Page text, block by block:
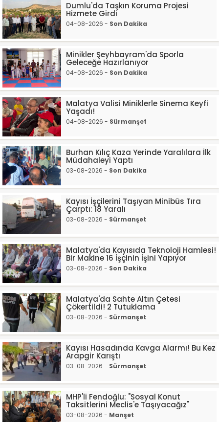
Dumlu'da Taşkın Koruma Projesi
Hizmete Girdi
04-08-2026 - Son Dakika
Minikler Şeyhbayram'da Sporla
Geleceğe Hazırlanıyor
04-08-2026 - Son Dakika
Malatya Valisi Miniklerle Sinema Keyfi
Yaşadı!
04-08-2026 - Sürmanşet
Burhan Kılıç Kaza Yerinde Yaralılara İlk
Müdahaleyi Yaptı
03-08-2026 - Son Dakika
Kayısı İşçilerini Taşıyan Minibüs Tıra
Çarptı: 18 Yaralı
03-08-2026 - Sürmanşet
Malatya'da Kayısıda Teknoloji Hamlesi!
Bir Makine 16 İşçinin İşini Yapıyor
03-08-2026 - Son Dakika
Malatya'da Sahte Altın Çetesi
Çökertildi! 2 Tutuklama
03-08-2026 - Sürmanşet
Kayısı Hasadında Kavga Alarmı! Bu Kez
Arapgir Karıştı
03-08-2026 - Sürmanşet
MHP'li Fendoğlu: "Sosyal Konut
Taksitlerini Meclis'e Taşıyacağız"
03-08-2026 - Manşet